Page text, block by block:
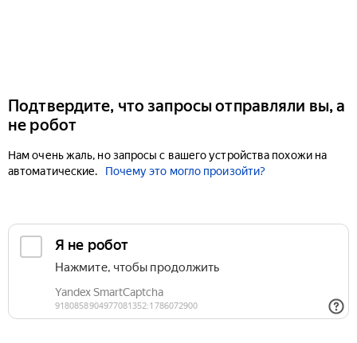
Подтвердите, что запросы отправляли вы, а
не робот
Нам очень жаль, но запросы с вашего устройства похожи на
автоматические.
Почему это могло произойти?